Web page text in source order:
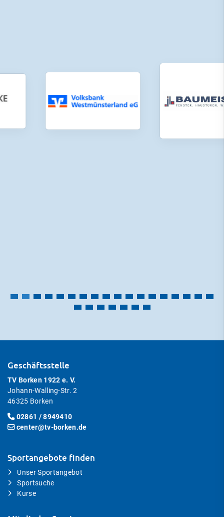
Geschäftsstelle
TV Borken 1922 e. V.
Johann-Walling-Str. 2
46325 Borken
02861 / 8949410
center@tv-borken.de
Sportangebote finden
Unser Sportangebot
Sportsuche
Kurse